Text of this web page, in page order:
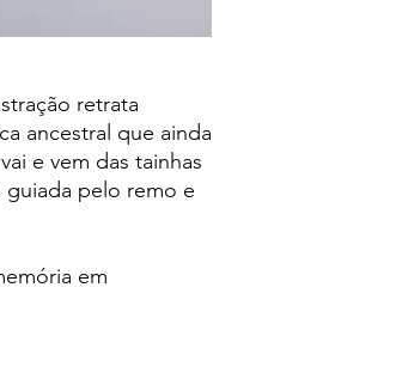
retrata
ancestral que ainda
e vem das tainhas
guiada pelo remo e
em